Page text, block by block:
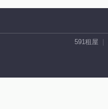
591租屋